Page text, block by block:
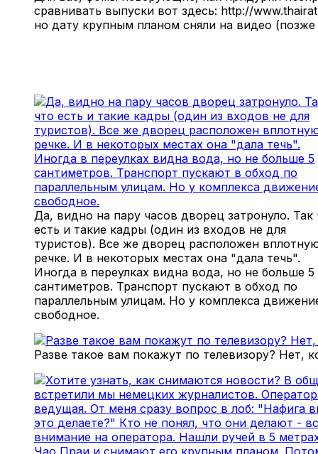
сравнивать выпуски вот здесь: http://
но дату крупным планом сняли на видео (позже
Да, видно на пару часов дворец затронуло. Так
есть и такие кадры (один из входов не для
туристов). Все же дворец расположен
речке. И в некоторых местах она "дала течь".
Иногда в переулках видна вода, но не больше 5
сантиметров. Транспорт пускают в обход по
параллельным улицам. Но у комплекса
свободное.
Разве такое вам покажут по телевизору? Нет,